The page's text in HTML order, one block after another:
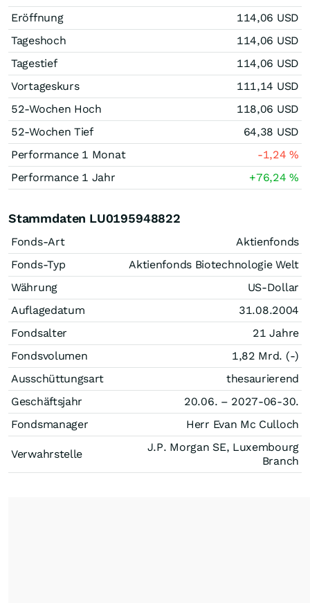
Eröffnung
114,06 USD
Tageshoch
114,06 USD
Tagestief
114,06 USD
Vortageskurs
111,14 USD
52-Wochen Hoch
118,06 USD
52-Wochen Tief
64,38 USD
Performance 1 Monat
-1,24%
Performance 1 Jahr
+76,24%
Stammdaten LU0195948822
Fonds-Art
Aktienfonds
Fonds-Typ
Aktienfonds Biotechnologie Welt
Währung
US-Dollar
Auflagedatum
31.08.2004
Fondsalter
21 Jahre
Fondsvolumen
1,82 Mrd. (-)
Ausschüttungsart
thesaurierend
Geschäftsjahr
20.06. – 2027-06-30.
Fondsmanager
Herr Evan Mc Culloch
Verwahrstelle
J.P. Morgan SE, Luxembourg
Branch